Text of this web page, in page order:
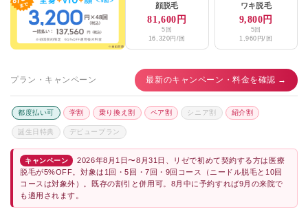
顔脱毛
81,600円
5回
16,320円/回
ワキ脱毛
9,800円
5回
1,960円/回
プラン・キャンペーン 最新のキャンペーン・料金を確認 →
都度払い可 学割 乗り換え割 ペア割 シニア割 紹介割
誕生日特典 デビュープラン
キャンペーン
2026年8月1日〜8月31日、リゼで初めて契約する方は医療
脱毛が5%OFF。対象は1回・5回・7回・9回コース（ニードル脱毛と10回
コースは対象外）。既存の割引と併用可。8月中に予約すれば9月の来院で
も適用されます。